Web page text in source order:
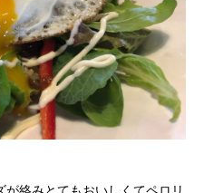
絡みとてもおいしくてペロリ